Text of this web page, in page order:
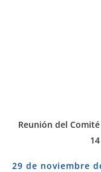
Reunión del
29 de noviembre